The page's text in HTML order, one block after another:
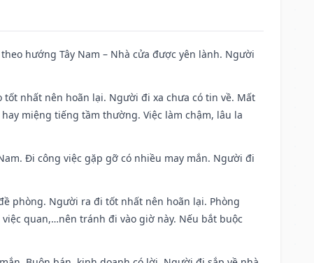
hướng Tây Nam – Nhà cửa được yên lành. Người
nhất nên hoãn lại. Người đi xa chưa có tin về. Mất
miệng tiếng tầm thường. Việc làm chậm, lâu la
Đi công việc gặp gỡ có nhiều may mắn. Người đi
phòng. Người ra đi tốt nhất nên hoãn lại. Phòng
quan,…nên tránh đi vào giờ này. Nếu bắt buộc